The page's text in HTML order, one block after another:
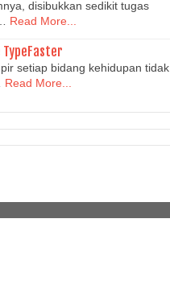
disibukkan sedikit tugas
Read More...
setiap bidang kehidupan tidak
Read More...